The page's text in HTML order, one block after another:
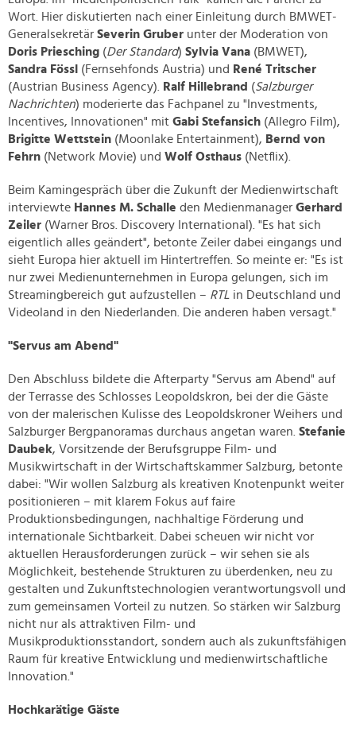
Wort. Hier diskutierten nach einer Einleitung durch BMWET-
Generalsekretär Severin Gruber unter der Moderation von
Doris Priesching (Der Standard) Sylvia Vana (BMWET),
Sandra Fössl (Fernsehfonds Austria) und René Tritscher
(Austrian Business Agency).
Ralf Hillebrand (Salzburger
Nachrichten) moderierte das Fachpanel zu "Investments,
Incentives, Innovationen" mit Gabi Stefansich (Allegro Film),
Brigitte Wettstein (Moonlake Entertainment), Bernd von
Fehrn (Network Movie) und Wolf Osthaus (Netflix).
Beim Kamingespräch über die Zukunft der Medienwirtschaft
interviewte Hannes M. Schalle den Medienmanager Gerhard
Zeiler (Warner Bros. Discovery International). "Es hat sich
eigentlich alles geändert", betonte Zeiler dabei eingangs und
sieht Europa hier aktuell im Hintertreffen. So meinte er: "Es ist
nur zwei Medienunternehmen in Europa gelungen, sich im
Streamingbereich gut aufzustellen – RTL in Deutschland und
Videoland in den Niederlanden. Die anderen haben versagt."
"Servus am Abend"
Den Abschluss bildete die Afterparty "Servus am Abend" auf
der Terrasse des Schlosses Leopoldskron, bei der die Gäste
von der malerischen Kulisse des Leopoldskroner Weihers und
Salzburger Bergpanoramas durchaus angetan waren. Stefanie
Daubek, Vorsitzende der Berufsgruppe Film- und
Musikwirtschaft in der Wirtschaftskammer Salzburg, betonte
dabei: "Wir wollen Salzburg als kreativen Knotenpunkt weiter
positionieren – mit klarem Fokus auf faire
Produktionsbedingungen, nachhaltige Förderung und
internationale Sichtbarkeit. Dabei scheuen wir nicht vor
aktuellen Herausforderungen zurück – wir sehen sie als
Möglichkeit, bestehende Strukturen zu überdenken, neu zu
gestalten und Zukunftstechnologien verantwortungsvoll und
zum gemeinsamen Vorteil zu nutzen. So stärken wir Salzburg
nicht nur als attraktiven Film- und
Musikproduktionsstandort, sondern auch als zukunftsfähigen
Raum für kreative Entwicklung und medienwirtschaftliche
Innovation."
Hochkarätige Gäste